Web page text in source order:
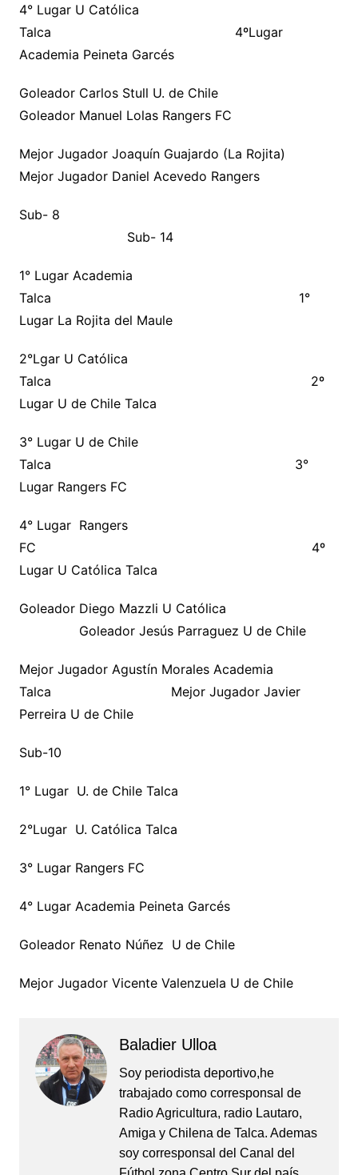
4° Lugar U Católica
Talca 4ºLugar
Academia Peineta Garcés
Goleador Carlos Stull U. de Chile
Goleador Manuel Lolas Rangers FC
Mejor Jugador Joaquín Guajardo (La Rojita)
Mejor Jugador Daniel Acevedo Rangers
Sub- 8
Sub- 14
1° Lugar Academia
Talca 1°
Lugar La Rojita del Maule
2°Lgar U Católica
Talca 2º
Lugar U de Chile Talca
3° Lugar U de Chile
Talca 3°
Lugar Rangers FC
4° Lugar Rangers
FC 4º
Lugar U Católica Talca
Goleador Diego Mazzli U Católica
Goleador Jesús Parraguez U de Chile
Mejor Jugador Agustín Morales Academia
Talca Mejor Jugador Javier
Perreira U de Chile
Sub-10
1° Lugar U. de Chile Talca
2°Lugar U. Católica Talca
3° Lugar Rangers FC
4° Lugar Academia Peineta Garcés
Goleador Renato Núñez U de Chile
Mejor Jugador Vicente Valenzuela U de Chile
Baladier Ulloa
Soy periodista deportivo,he
trabajado como corresponsal de
Radio Agricultura, radio Lautaro,
Amiga y Chilena de Talca. Ademas
soy corresponsal del Canal del